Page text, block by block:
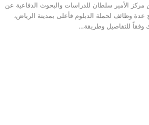
مركز الأمير سلطان للدراسات والبحوث الدفاعية عن
وظائف لحملة الدبلوم فأعلى بمدينة الرياض،
وفقاً للتفاصيل وطريقة…